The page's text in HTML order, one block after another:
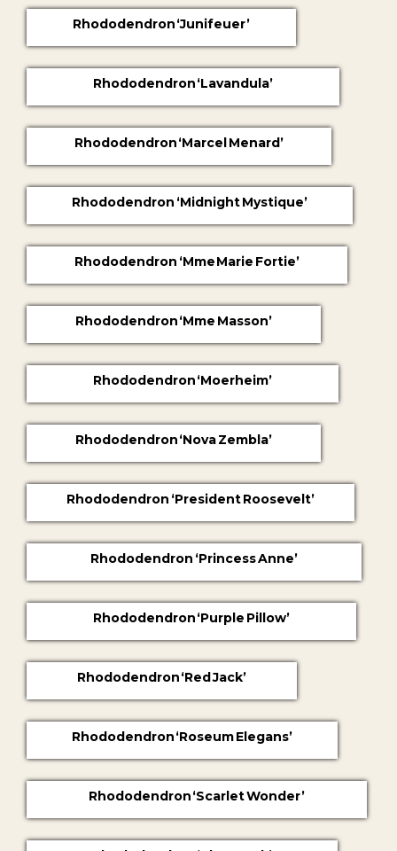
Rhododendron ‘Junifeuer’
Rhododendron ‘Lavandula’
Rhododendron ‘Marcel Menard’
Rhododendron ‘Midnight Mystique’
Rhododendron ‘Mme Marie Fortie’
Rhododendron ‘Mme Masson’
Rhododendron ‘Moerheim’
Rhododendron ‘Nova Zembla’
Rhododendron ‘President Roosevelt’
Rhododendron ‘Princess Anne’
Rhododendron ‘Purple Pillow’
Rhododendron ‘Red Jack’
Rhododendron ‘Roseum Elegans’
Rhododendron ‘Scarlet Wonder’